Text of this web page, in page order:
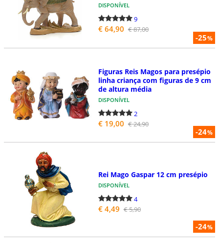
-25%
DISPONÍVEL
9
€ 64,90 € 87,00
-24%
Figuras Reis Magos para presépio
linha criança com figuras de 9 cm
de altura média
DISPONÍVEL
2
€ 19,00 € 24,90
-24%
Rei Mago Gaspar 12 cm presépio
DISPONÍVEL
4
€ 4,49 € 5,90